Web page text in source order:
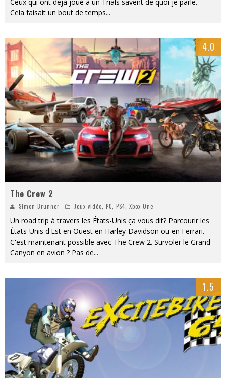
Ceux qui ont déjà joué à un Trials savent de quoi je parle.
Cela faisait un bout de temps...
4.0
The Crew 2
Simon Brunner Jeux vidéo PC PS4 Xbox One
Un road trip à travers les États-Unis ça vous dit? Parcourir les
États-Unis d'Est en Ouest en Harley-Davidson ou en Ferrari.
C'est maintenant possible avec The Crew 2. Survoler le Grand
Canyon en avion ? Pas de...
1.5